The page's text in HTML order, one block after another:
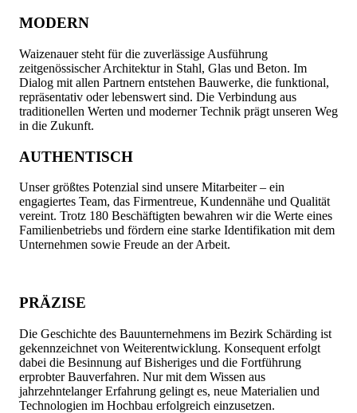
MODERN
Waizenauer steht für die zuverlässige Ausführung
zeitgenössischer Architektur in Stahl, Glas und Beton. Im
Dialog mit allen Partnern entstehen Bauwerke, die funktional,
repräsentativ oder lebenswert sind. Die Verbindung aus
traditionellen Werten und moderner Technik prägt unseren Weg
in die Zukunft.
AUTHENTISCH
Unser größtes Potenzial sind unsere Mitarbeiter – ein
engagiertes Team, das Firmentreue, Kundennähe und Qualität
vereint. Trotz 180 Beschäftigten bewahren wir die Werte eines
Familienbetriebs und fördern eine starke Identifikation mit dem
Unternehmen sowie Freude an der Arbeit.
PRÄZISE
Die Geschichte des Bauunternehmens im Bezirk Schärding ist
gekennzeichnet von Weiterentwicklung. Konsequent erfolgt
dabei die Besinnung auf Bisheriges und die Fortführung
erprobter Bauverfahren. Nur mit dem Wissen aus
jahrzehntelanger Erfahrung gelingt es, neue Materialien und
Technologien im Hochbau erfolgreich einzusetzen.